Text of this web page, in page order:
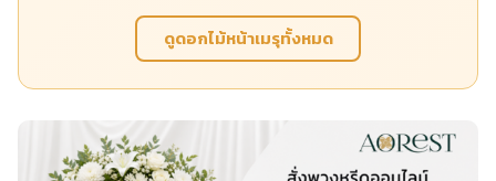
ดูดอกไม้หน้าเมรุทั้งหมด